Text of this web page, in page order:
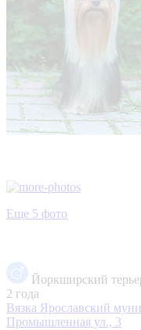
Еще 5 фото
Йоркширский
2 года
Вязка Ярославский
Промышленная ул., 3